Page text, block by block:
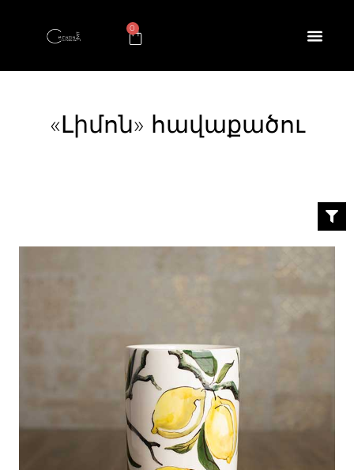
0
«Լիմոն» հավաքածու